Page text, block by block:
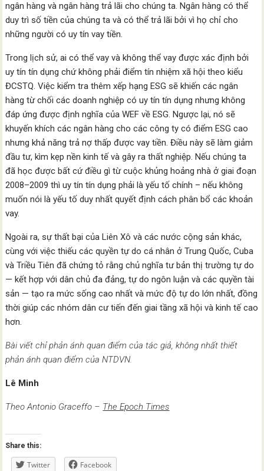
ngân hàng và ngân hàng trả lãi cho chúng ta. Ngân hàng có thể
duy trì số tiền của chúng ta và có thể trả lãi bởi vì họ chỉ cho
những người có uy tín vay tiền.
Trong lịch sử, ai có thể vay và không thể vay được xác định bởi
uy tín tín dụng chứ không phải điểm tín nhiệm xã hội theo kiểu
ĐCSTQ. Việc kiểm tra thêm xếp hạng ESG sẽ khiến các ngân
hàng từ chối các doanh nghiệp có uy tín tín dụng nhưng không
đáp ứng được định nghĩa của WEF về ESG. Ngược lại, nó sẽ
khuyến khích các ngân hàng cho các công ty có điểm ESG cao
nhưng khả năng trả nợ thấp được vay tiền. Điều này sẽ làm giảm
đầu tư, kìm kẹp nền kinh tế và gây ra thất nghiệp. Nếu chúng ta
đã học được bất cứ điều gì từ cuộc khủng hoảng nhà ở giai đoạn
2008–2009 thì uy tín tín dụng phải là yếu tố chính – nếu không
muốn nói là yếu tố duy nhất quyết định cách phân bổ các khoản
vay.
Ngoài ra, sự thất bại của Liên Xô và các nước cộng sản khác,
cùng với việc thiếu các quyền tự do cá nhân ở Trung Quốc, Cuba
và Triều Tiên đã chứng tỏ rằng chủ nghĩa tư bản thị trường tự do
— kết hợp với dân chủ đa đảng, tự do ngôn luận và các quyền tài
sản — tạo ra mức sống cao nhất và mức độ tự do lớn nhất, đồng
thời giúp các nhóm dân cư tiến đến giai tầng xã hội và kinh tế cao
hơn.
Bài viết chỉ phản ánh quan điểm của tác giả, không nhất thiết
phản ánh quan điểm của NTDVN.
Lê Minh
Theo Antonio Graceffo – The Epoch Times
Share this:
Twitter Facebook